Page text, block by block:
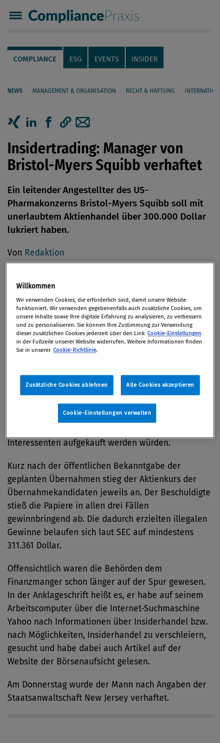
Compliance Praxis
Servicenavigation
Navigation
COMPLIANCE ESG EVENTS INSIDER
NEWS MANAGEMENT & ORGANISATION RECHT & HAFTUNG
Seiteninhalt
Artikel auf Xing teilen
Artikel auf linkedIn teilen
Artikel auf Facebook teilen
Artikellink kopieren
Artikel per Mail teilen
Insidertrading: Manager von
Bristol-Myers Squibb verhaftet
Ein leitender Angestellter des US-
Pharmakonzerns Bristol-Myers Squibb soll mit
unerlaubtem Aktienhandel über 300.000 Dollar
lukriert haben.
Von Redaktion
03. August 2012
Die US-Börsenaufsichtsbehörde SEC (Securities and
Exchange Commission) wirft dem Manager, der bei
Bristol-Myers Squibb zuletzt stellvertretender
Finanzdirektor war, vor, sich durch Insidertrading
Der 45-Jährige soll zwischen August 2010 und Juli
2012 Wertpapiere der Unternehmen Pharmasset,
Amylin und ZymoGenetics erworben haben, im
Interessenten aufgekauft werden würden.
Kurz nach der öffentlichen Bekanntgabe der
geplanten Übernahmen stieg der Aktienkurs der
Übernahmekandidaten jeweils an. Der Beschuldigte
stieß die Papiere in allen drei Fällen
gewinnbringend ab. Die dadurch erzielten illegalen
Gewinne belaufen sich laut SEC auf mindestens
311.361 Dollar.
Offensichtlich waren die Behörden dem
Finanzmanger schon länger auf der Spur gewesen.
In der Anklageschrift heißt es, er habe auf seinem
Arbeitscomputer über die Internet-Suchmaschine
Yahoo nach Informationen über Insiderhandel bzw.
nach Möglichkeiten, Insiderhandel zu verschleiern,
gesucht und habe dabei auch Artikel auf der
Website der Börsenaufsicht gelesen.
Am Donnerstag wurde der Mann nach Angaben der
Staatsanwaltschaft New Jersey verhaftet.
Willkommen
Wir verwenden Cookies, die erforderlich sind, damit unsere Website
funktioniert. Wir verwenden gegebenenfalls auch zusätzliche Cookies, um
unsere Inhalte sowie Ihre digitale Erfahrung zu analysieren, zu verbessern
und zu personalisieren. Sie können Ihre Zustimmung zur Verwendung
dieser zusätzlichen Cookies jederzeit über den Link Cookie-Einstellungen
in der Fußzeile unserer Website widerrufen. Weitere Informationen finden
Sie in unserer Cookie-Richtlinie.
Zusätzliche Cookies ablehnen Alle Cookies akzeptieren
Cookie-Einstellungen verwalten